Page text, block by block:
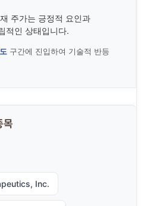
주가는 긍정적 요인과
적인 상태입니다.
구간에 진입하여 기술적 반등
목
Inc.